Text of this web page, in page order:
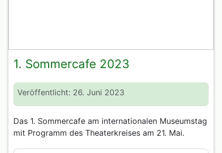
1. Sommercafe 2023
Veröffentlicht: 26. Juni 2023
Das 1. Sommercafe am internationalen Museumstag
mit Programm des Theaterkreises am 21. Mai.